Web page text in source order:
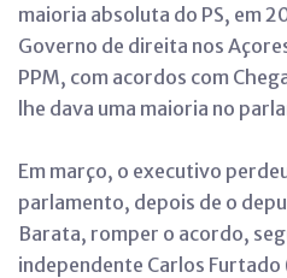
maioria absoluta do PS, em
Governo de direita nos
PPM, com acordos com
lhe dava uma maioria no
Em março, o executivo
parlamento, depois de o
Barata, romper o acordo,
independente Carlos